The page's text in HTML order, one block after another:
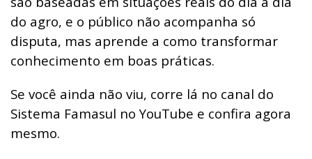
do agro, e o público não acompanha só
disputa, mas aprende a como transformar
conhecimento em boas práticas.
Se você ainda não viu, corre lá no canal do
Sistema Famasul no YouTube e confira agora
mesmo.